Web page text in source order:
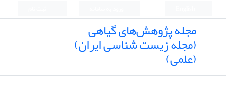
مجله پژوهش‌های گیاهی
(مجله زیست شناسی ایران)
(علمی)